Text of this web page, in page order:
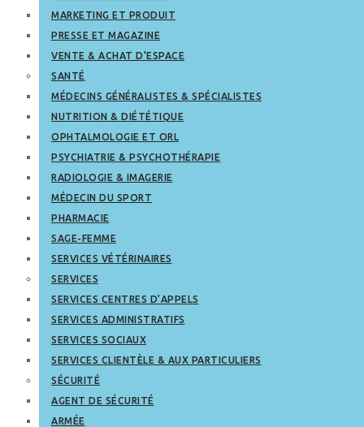
MARKETING ET PRODUIT
PRESSE ET MAGAZINE
VENTE & ACHAT D’ESPACE
SANTÉ
MÉDECINS GÉNÉRALISTES & SPÉCIALISTES
NUTRITION & DIÉTÉTIQUE
OPHTALMOLOGIE ET ORL
PSYCHIATRIE & PSYCHOTHÉRAPIE
RADIOLOGIE & IMAGERIE
MÉDECIN DU SPORT
PHARMACIE
SAGE-FEMME
SERVICES VÉTÉRINAIRES
SERVICES
SERVICES CENTRES D’APPELS
SERVICES ADMINISTRATIFS
SERVICES SOCIAUX
SERVICES CLIENTÈLE & AUX PARTICULIERS
SÉCURITÉ
AGENT DE SÉCURITÉ
ARMÉE